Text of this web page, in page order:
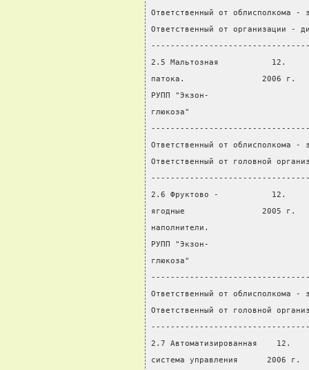
Ответственный от облисполкома -
Ответственный от организации -
2.5 Мальтозная
патока.                2006 г.
РУПП "Экзон-
глюкоза"
Ответственный от облисполкома -
Ответственный от головной
2.6 Фруктово -           12.
ягодные                2005 г.
наполнители.
РУПП "Экзон-
глюкоза"
Ответственный от облисполкома -
Ответственный от головной
2.7 Автоматизированная
система управления